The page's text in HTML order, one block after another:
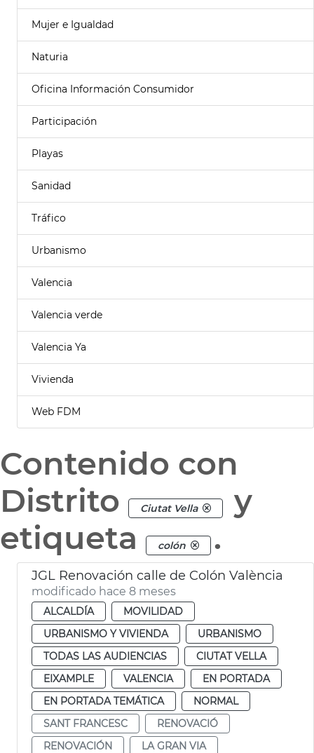
Mujer e Igualdad
Naturia
Oficina Información Consumidor
Participación
Playas
Sanidad
Tráfico
Urbanismo
Valencia
Valencia verde
Valencia Ya
Vivienda
Web FDM
Contenido con
Distrito
Ciutat Vella
y
etiqueta
colón .
JGL Renovación calle de Colón València
modificado hace 8 meses
ALCALDÍA
MOVILIDAD
URBANISMO Y VIVIENDA
URBANISMO
TODAS LAS AUDIENCIAS
CIUTAT VELLA
EIXAMPLE
VALENCIA
EN PORTADA
EN PORTADA TEMÁTICA
NORMAL
SANT FRANCESC
RENOVACIÓ
RENOVACIÓN
LA GRAN VIA